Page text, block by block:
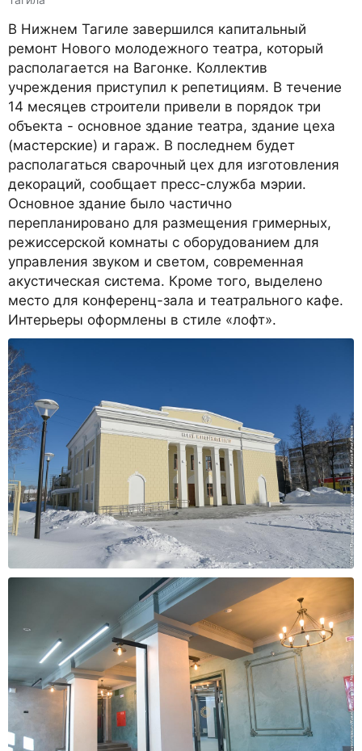
В Нижнем Тагиле завершился капитальный
ремонт Нового молодежного театра, который
располагается на Вагонке. Коллектив
учреждения приступил к репетициям. В течение
14 месяцев строители привели в порядок три
объекта - основное здание театра, здание цеха
(мастерские) и гараж. В последнем будет
располагаться сварочный цех для изготовления
декораций, сообщает пресс-служба мэрии.
Основное здание было частично
перепланировано для размещения гримерных,
режиссерской комнаты с оборудованием для
управления звуком и светом, современная
акустическая система. Кроме того, выделено
место для конференц-зала и театрального кафе.
Интерьеры оформлены в стиле «лофт».